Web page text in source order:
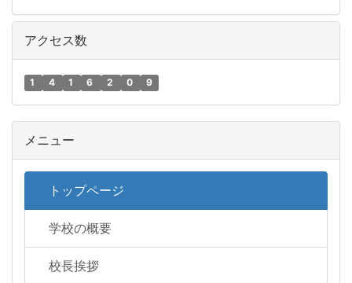
アクセス数
1 4 1 6 2 0 9
メニュー
トップページ
学校の概要
校長挨拶